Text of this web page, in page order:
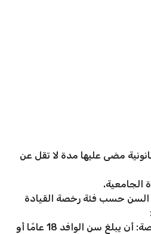
مضى عليها مدة لا تقل عن
الجامعية.
السن حسب فئة رخصة القيادة
رخصة قيادة خاصة: أن يبلغ سن الوافد 18 عامًا أو